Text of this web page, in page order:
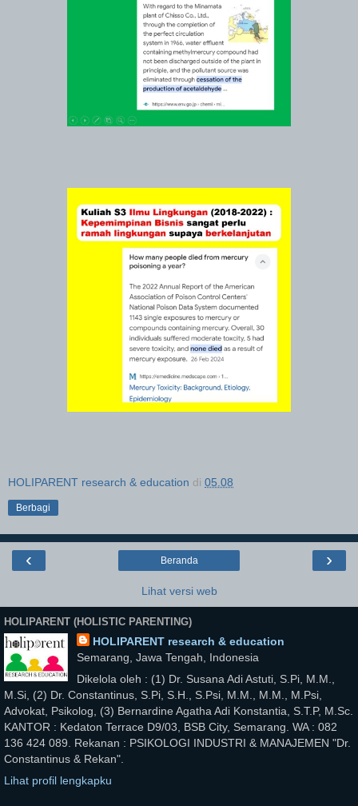
HOLIPARENT research & education di 05.08
Berbagi
‹ ›
Beranda
Lihat versi web
HOLIPARENT (HOLISTIC PARENTING)
HOLIPARENT research & education
Semarang, Jawa Tengah, Indonesia
Dikelola oleh : (1) Dr. Susana Adi Astuti, S.Pi, M.M.,
M.Si, (2) Dr. Constantinus, S.Pi, S.H., S.Psi, M.M., M.M., M.Psi,
Advokat, Psikolog, (3) Bernardine Agatha Adi Konstantia, S.T.P, M.Sc.
KANTOR : Kedaton Terrace D9/03, BSB City, Semarang. WA : 082
136 424 089. Rekanan : PSIKOLOGI INDUSTRI & MANAJEMEN "Dr.
Constantinus & Rekan".
Lihat profil lengkapku